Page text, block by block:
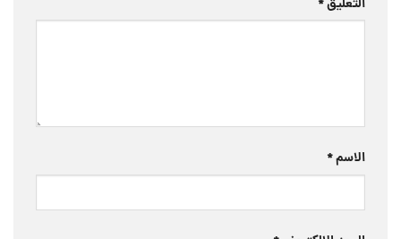
التعليق*
الاسم*